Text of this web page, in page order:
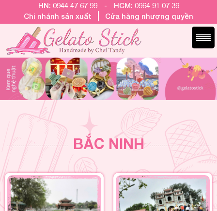
HN: 0944 47 67 99 -
HCM: 0964 91 07 39
Chi nhánh sản xuất
Cửa hàng nhượng quyền
BẮC NINH